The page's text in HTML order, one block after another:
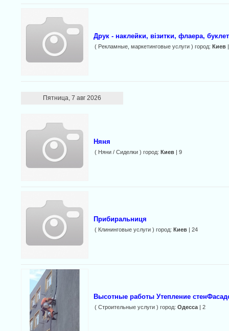
Друк - наклейки, візитки, флаера,
( Рекламные, маркетинговые услуги ) город: Киев|
Пятница, 7 авг 2026
Няня
( Няни / Cиделки ) город: Киев| 9
Прибиральниця
( Клининговые услуги ) город: Киев| 24
Высотные работы Утепление
( Строительные услуги ) город: Одесса| 2